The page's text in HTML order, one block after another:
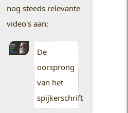
nog steeds relevante
video's aan:
De
oorsprong
van het
spijkerschrift